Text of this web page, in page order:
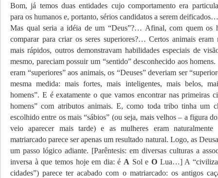
Bom, já temos duas entidades cujo comportamento era
para os humanos e, portanto, sérios candidatos a serem deificados…
Mas qual seria a idéia de um “Deus”?… Afinal, com quem os
comparar para criar os seres superiores?… Certos animais eram
mais rápidos, outros demonstravam habilidades especiais de
mesmo, pareciam possuir um “sentido” desconhecido aos
eram “superiores” aos animais, os “Deuses” deveriam ser
mesma medida: mais fortes, mais inteligentes, mais belos,
homens”. E é exatamente o que vamos encontrar nas primeiras
homens” com atributos animais. E, como toda tribo tinha um
escolhido entre os mais “sábios” (ou seja, mais velhos – a figura
veio aparecer mais tarde) e as mulheres eram
matriarcado parece ser apenas um resultado natural. Logo, as
um passo lógico adiante. [Parêntesis: em diversas culturas a
inversa à que temos hoje em dia: é A Sol e OLua…] A
cidades”) parece ter acabado com o matriarcado: os antigos